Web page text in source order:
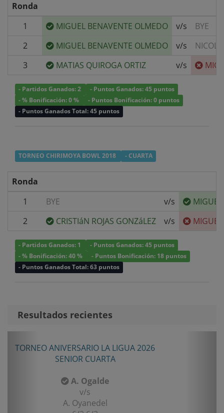
Ronda
1
MIGUEL BENAVENTE OLMEDO v/s
BYE
2
MIGUEL BENAVENTE OLMEDO v/s
3
MATIAS QUIROGA ORTIZ v/s
- Partidos Ganados: 2
- Puntos Ganados: 45 puntos
- % Bonificación: 0 %
- Puntos Bonificación: 0 puntos
- Puntos Ganados Total: 45 puntos
TORNEO CHIRIMOYA BOWL 2018 - CUARTA
Ronda
1
BYE v/s
2
CRISTIáN ROJAS GONZáLEZ v/s
- Partidos Ganados: 1
- Puntos Ganados: 45 puntos
- % Bonificación: 40 %
- Puntos Bonificación: 18 puntos
- Puntos Ganados Total: 63 puntos
Resultados recientes
TORNEO ANIVERSARIO LA LIGUA 2026
SENIOR CUARTA
A. Ogalde
v/s
A. Oyanedel